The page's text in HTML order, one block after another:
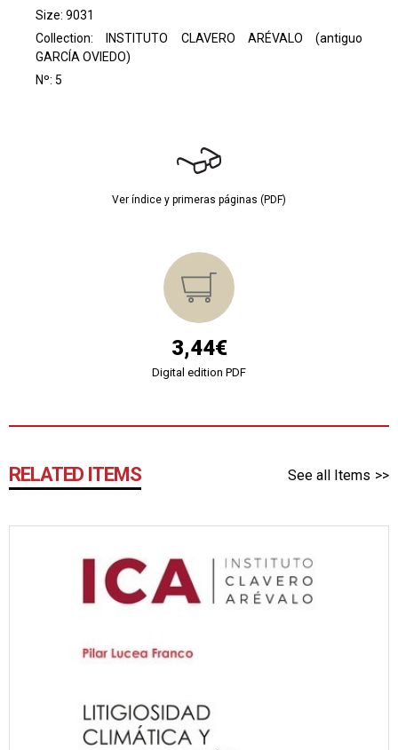
Size: 9031
Collection:INSTITUTO CLAVERO ARÉVALO (antiguo
GARCÍA OVIEDO)
Nº: 5
Ver índice y primeras páginas (PDF)
3,44€
Digital edition PDF
RELATED ITEMS See all Items